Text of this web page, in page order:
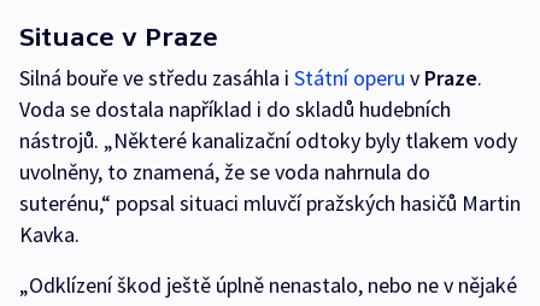
Situace v Praze
Silná bouře ve středu zasáhla i Státní operu v Praze.
Voda se dostala například i do skladů hudebních
nástrojů. „Některé kanalizační odtoky byly tlakem vody
uvolněny, to znamená, že se voda nahrnula do
suterénu,“ popsal situaci mluvčí pražských hasičů Martin
Kavka.
„Odklízení škod ještě úplně nenastalo, nebo ne v nějaké